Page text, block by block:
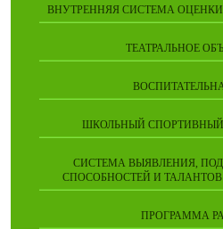
ВНУТРЕННЯЯ СИСТЕМА
ТЕАТРАЛЬНОЕ
ШКОЛЬНЫЙ
СИСТЕМА ВЫЯВЛЕНИЯ,
СПОСОБНОСТЕЙ И
ПРОГРАММА